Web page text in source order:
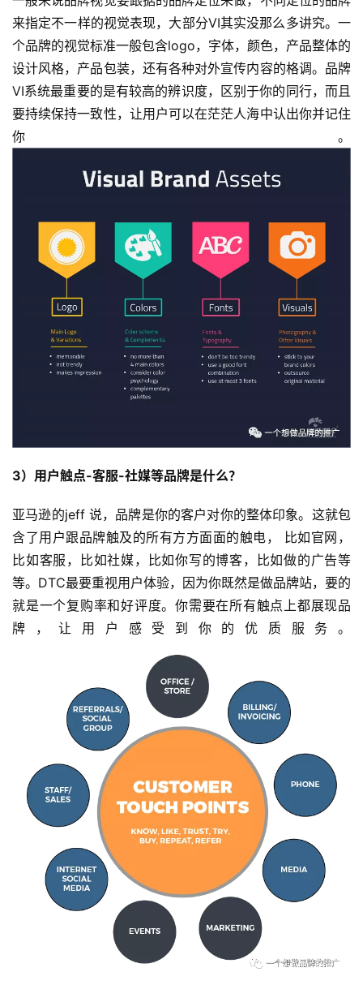
来指定不一样的视觉表现，大部分VI其实没那么多讲究。一
个品牌的视觉标准一般包含logo，字体，颜色，产品整体的
设计风格，产品包装，还有各种对外宣传内容的格调。品牌
VI系统最重要的是有较高的辨识度，区别于你的同行，而且
要持续保持一致性，让用户可以在茫茫人海中认出你并记住
你。
3）用户触点-客服-社媒等品牌是什么？
亚马逊的jeff 说，品牌是你的客户对你的整体印象。这就包
含了用户跟品牌触及的所有方方面面的触电， 比如官网，
比如客服，比如社媒，比如你写的博客，比如做的广告等
等。DTC最要重视用户体验，因为你既然是做品牌站，要的
就是一个复购率和好评度。你需要在所有触点上都展现品
牌，让用户感受到你的优质服务。